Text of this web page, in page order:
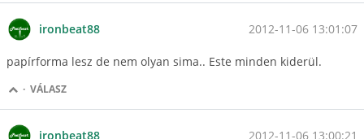
ironbeat88 2012-11-06 13:01:07
papírforma lesz de nem olyan sima.. Este minden kiderül.
· VÁLASZ
ironbeat88 2012-11-06 13:00:21